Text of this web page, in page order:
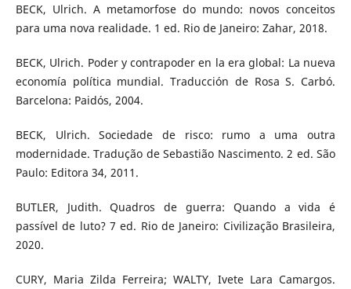
BECK, Ulrich. A metamorfose do mundo: novos conceitos
para uma nova realidade. 1 ed. Rio de Janeiro: Zahar, 2018.
BECK, Ulrich. Poder y contrapoder en la era global: La nueva
economía política mundial. Traducción de Rosa S. Carbó.
Barcelona: Paidós, 2004.
BECK, Ulrich. Sociedade de risco: rumo a uma outra
modernidade. Tradução de Sebastião Nascimento. 2 ed. São
Paulo: Editora 34, 2011.
BUTLER, Judith. Quadros de guerra: Quando a vida é
passível de luto? 7 ed. Rio de Janeiro: Civilização Brasileira,
2020.
CURY, Maria Zilda Ferreira; WALTY, Ivete Lara Camargos.